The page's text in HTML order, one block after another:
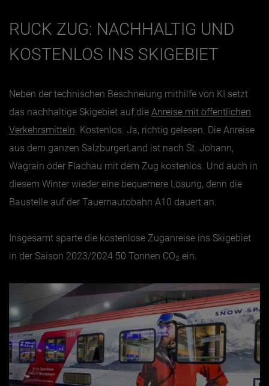
RUCK ZUG: NACHHALTIG UND
KOSTENLOS INS SKIGEBIET
Neben der technischen Beschneiung mithilfe von KI setzt
das nachhaltige Skigebiet auf die Anreise mit öffentlichen
Verkehrsmitteln. Kostenlos. Ja, richtig gelesen. Die Anreise
aus dem ganzen SalzburgerLand ist nach St. Johann,
Wagrain oder Flachau mit dem Zug kostenlos. Und auch in
diesem Winter wieder eine bequemere Lösung, denn die
Baustelle auf der Tauernautobahn A10 dauert an.
Insgesamt sparte die kostenlose Zuganreise ins Skigebiet
in der Saison 2023/2024 50 Tonnen CO2 ein.